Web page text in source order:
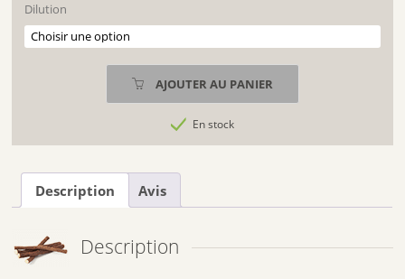
Dilution
MACÉRAT
GLYCÉRINÉ
BIO
AJOUTER AU PANIER
En stock
Description Avis
Description